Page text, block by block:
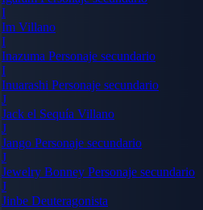
I
Im Villano
I
Inazuma Personaje secundario
I
Inuarashi Personaje secundario
J
Jack el Sequía Villano
J
Jango Personaje secundario
J
Jewelry Bonney Personaje secundario
J
Jinbe Deuteragonista